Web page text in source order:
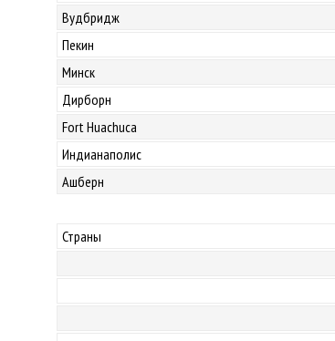
Вудбридж
Пекин
Минск
Дирборн
Fort Huachuca
Индианаполис
Ашберн
Страны